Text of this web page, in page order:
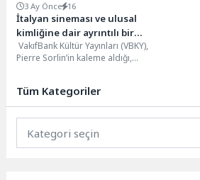
3 Ay Önce 16
İtalyan sineması ve ulusal
kimliğine dair ayrıntılı bir
inceleme: “İtalyan Ulusal
Sineması”
VakıfBank Kültür Yayınları (VBKY),
Pierre Sorlin’in kaleme aldığı,
Sineması” adlı eseri...
Tüm Kategoriler